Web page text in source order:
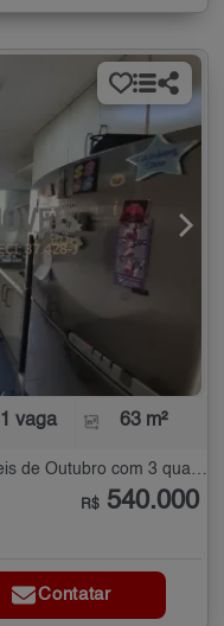
1 vaga 63 m²
R$ 540.000
Contatar